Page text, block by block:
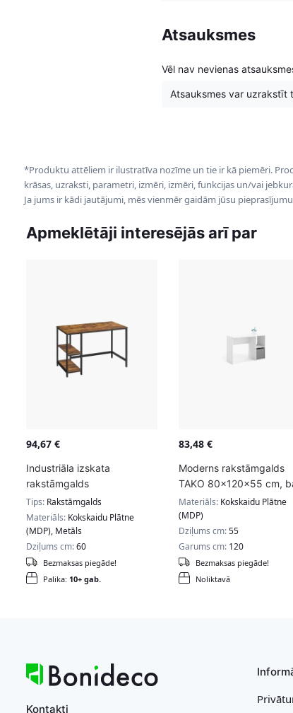
Atsauksmes
Vēl nav nevienas
Atsauksmes var uzrakstīt
*Produktu attēliem ir ilustratīva nozīme un tie ir kā piemēri.
krāsas, uzraksti, parametri, izmēri, izmēri, funkcijas un/vai
Ja jums ir kādi jautājumi, mēs vienmēr gaidām jūsu
Apmeklētāji interesējās arī par
94,67 €
Industriāla izskata
rakstāmgalds
Tips: Rakstāmgalds
Materiāls: Kokskaidu Plātne
(MDP), Metāls
Dziļums cm:60
Palika: 10+ gab.
Bezmaksas piegāde!
83,48€
Moderns rakstāmgalds
TAKO 80x120x55 cm,
Materiāls: Kokskaidu Plātne
(MDP)
Dziļums cm:55
Garums cm: 120
Noliktavā
Bezmaksas piegāde!
Kontakti